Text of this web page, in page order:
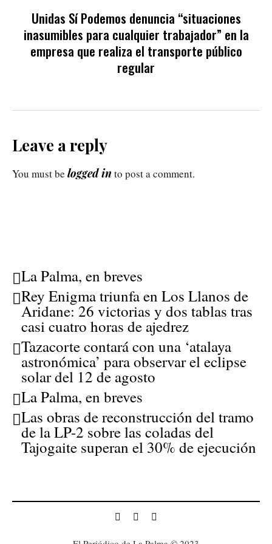
Unidas Sí Podemos denuncia “situaciones
inasumibles para cualquier trabajador” en la
empresa que realiza el transporte público
regular
Leave a reply
You must be logged in to post a comment.
La Palma, en breves
Rey Enigma triunfa en Los Llanos de
Aridane: 26 victorias y dos tablas tras
casi cuatro horas de ajedrez
Tazacorte contará con una ‘atalaya
astronómica’ para observar el eclipse
solar del 12 de agosto
La Palma, en breves
Las obras de reconstrucción del tramo
de la LP-2 sobre las coladas del
Tajogaite superan el 30% de ejecución